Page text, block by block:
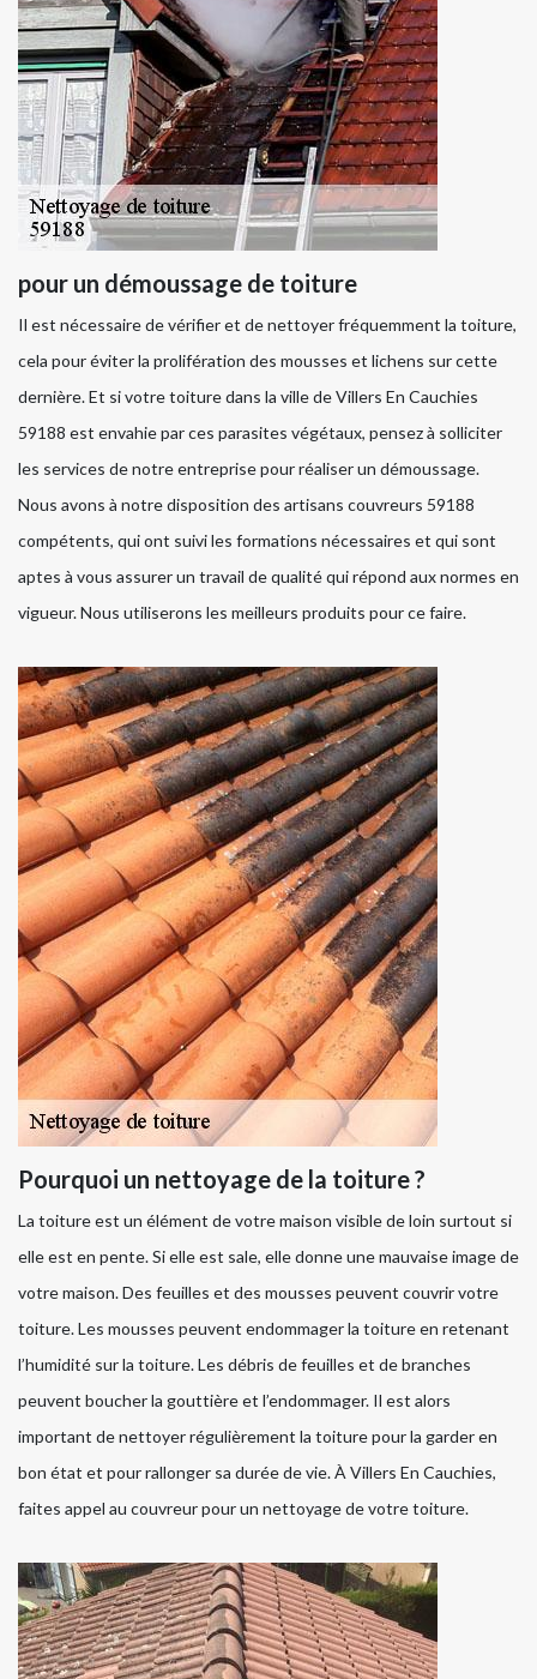
pour un démoussage de toiture
Il est nécessaire de vérifier et de nettoyer fréquemment la toiture,
cela pour éviter la prolifération des mousses et lichens sur cette
dernière. Et si votre toiture dans la ville de Villers En Cauchies
59188 est envahie par ces parasites végétaux, pensez à solliciter
les services de notre entreprise pour réaliser un démoussage.
Nous avons à notre disposition des artisans couvreurs 59188
compétents, qui ont suivi les formations nécessaires et qui sont
aptes à vous assurer un travail de qualité qui répond aux normes en
vigueur. Nous utiliserons les meilleurs produits pour ce faire.
Pourquoi un nettoyage de la toiture ?
La toiture est un élément de votre maison visible de loin surtout si
elle est en pente. Si elle est sale, elle donne une mauvaise image de
votre maison. Des feuilles et des mousses peuvent couvrir votre
toiture. Les mousses peuvent endommager la toiture en retenant
l’humidité sur la toiture. Les débris de feuilles et de branches
peuvent boucher la gouttière et l’endommager. Il est alors
important de nettoyer régulièrement la toiture pour la garder en
bon état et pour rallonger sa durée de vie. À Villers En Cauchies,
faites appel au couvreur pour un nettoyage de votre toiture.